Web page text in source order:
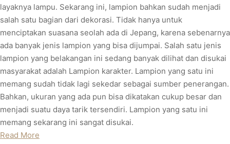
layaknya lampu. Sekarang ini, lampion bahkan sudah menjadi
salah satu bagian dari dekorasi. Tidak hanya untuk
menciptakan suasana seolah ada di Jepang, karena sebenarnya
ada banyak jenis lampion yang bisa dijumpai. Salah satu jenis
lampion yang belakangan ini sedang banyak dilihat dan disukai
masyarakat adalah Lampion karakter. Lampion yang satu ini
memang sudah tidak lagi sekedar sebagai sumber penerangan.
Bahkan, ukuran yang ada pun bisa dikatakan cukup besar dan
menjadi suatu daya tarik tersendiri. Lampion yang satu ini
memang sekarang ini sangat disukai.
Read More